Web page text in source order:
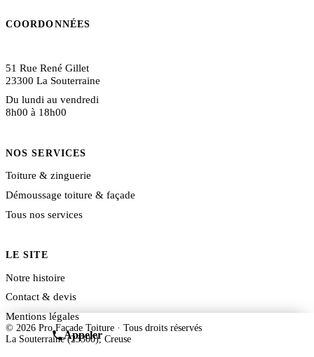
COORDONNÉES
51 Rue René Gillet
23300 La Souterraine
Du lundi au vendredi
8h00 à 18h00
NOS SERVICES
Toiture & zinguerie
Démoussage toiture & façade
Tous nos services
LE SITE
Notre histoire
Contact & devis
Mentions légales
© 2026 Pro Façade Toiture · Tous droits réservés
La Souterraine (23300), Creuse
Appeler